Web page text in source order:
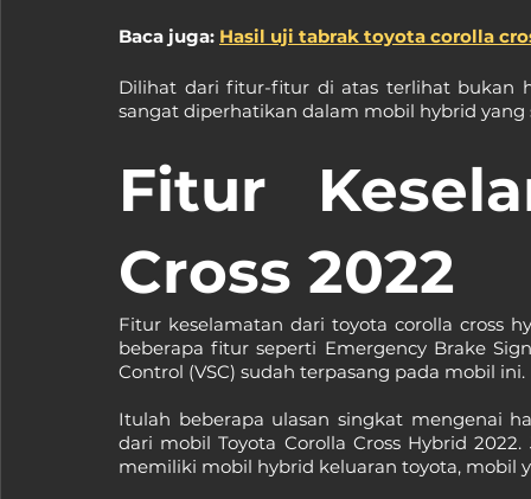
Baca juga: Hasil uji tabrak toyota corolla
Dilihat dari fitur-fitur di atas terlihat bukan
sangat diperhatikan dalam mobil hybrid yang
Fitur
Cross 2022
Fitur keselamatan dari toyota corolla cross
beberapa fitur seperti Emergency Brake
Control (VSC) sudah terpasang pada mobil ini.
Itulah beberapa ulasan singkat mengenai
dari mobil Toyota Corolla Cross Hybrid
memiliki mobil hybrid keluaran toyota, mobil